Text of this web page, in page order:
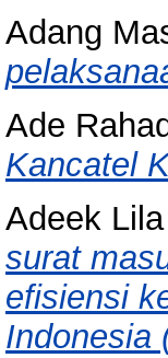
Adang
Ade
Kancatel
Adeek
surat
efisiensi
Indonesia